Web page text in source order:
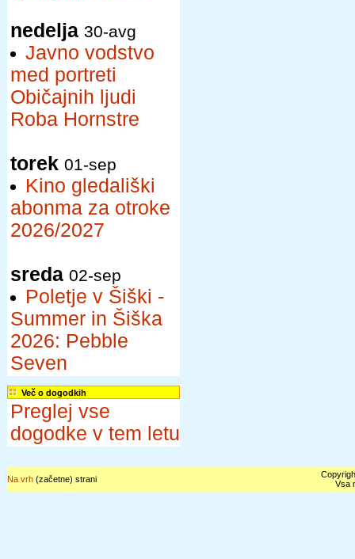
nedelja 30-avg
Javno vodstvo
med portreti
Običajnih ljudi
Roba Hornstre
torek 01-sep
Kino gledališki
abonma za otroke
2026/2027
sreda 02-sep
Poletje v Šiški -
Summer in Šiška
2026: Pebble
Seven
Več o dogodkih
Preglej vse
dogodke v tem letu
Na vrh(začetne) strani
Vsa